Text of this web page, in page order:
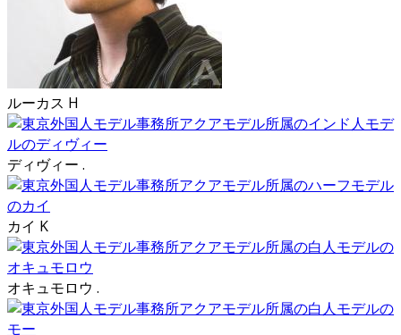
ルーカス H
ディヴィー .
カイ K
オキュモロウ .